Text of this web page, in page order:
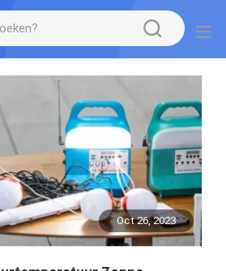
Oct 26, 2023